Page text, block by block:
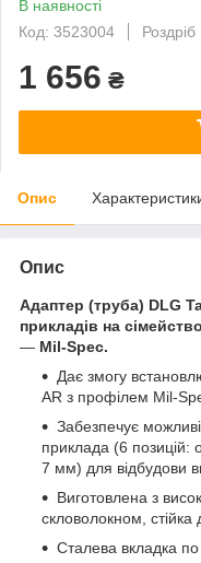
В наявності
Код: 3523004
Роздріб
1 656 ₴
Опис
Опис
Адаптер (труба) DLG
прикладів на
— Mil-Spec.
Дає змогу
AR з профілем Mil-
Забезпечує
приклада (6
7 мм) для відбудови
Виготовлена з
скловолокном,
Сталева вкладка